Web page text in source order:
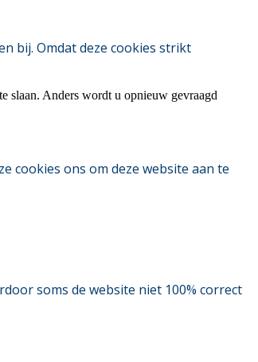
bij. Omdat deze cookies strikt
slaan. Anders wordt u opnieuw gevraagd
cookies ons om deze website aan te
soms de website niet 100% correct